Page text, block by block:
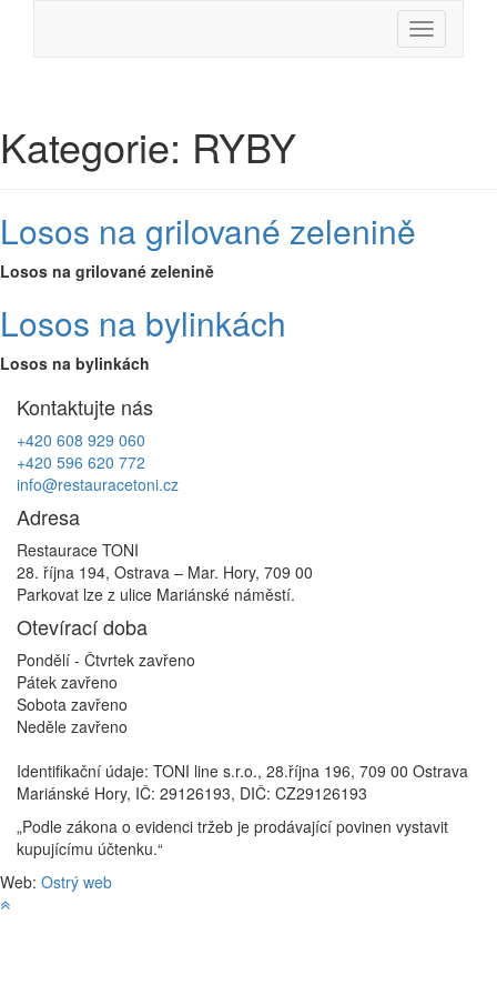
content
Menu
Kategorie: RYBY
Losos na grilované zelenině
Losos na grilované zelenině
Losos na bylinkách
Losos na bylinkách
Kontaktujte nás
+420 608 929 060
+420 596 620 772
info@restauracetoni.cz
Adresa
Restaurace TONI
28. října 194, Ostrava – Mar. Hory, 709 00
Parkovat lze z ulice Mariánské náměstí.
Otevírací doba
Pondělí - Čtvrtek zavřeno
Pátek zavřeno
Sobota zavřeno
Neděle zavřeno
Identifikační údaje: TONI line s.r.o., 28.října 196, 709 00 Ostrava
Mariánské Hory, IČ: 29126193, DIČ: CZ29126193
„Podle zákona o evidenci tržeb je prodávající povinen vystavit
kupujícímu účtenku.“
Web: Ostrý web